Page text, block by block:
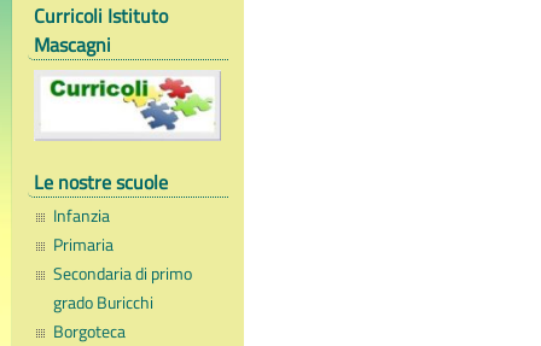
Curricoli Istituto
Mascagni
Le nostre scuole
Infanzia
Primaria
Secondaria di primo
grado Buricchi
Borgoteca